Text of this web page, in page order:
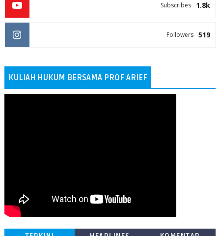
1.8k
Subscribes
519
Followers
KULIAH HUKUM BERSAMA PROF ARIEF